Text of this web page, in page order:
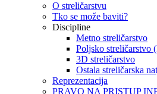
O streličarstvu
Tko se može baviti?
Discipline
Metno streličarstvo
Poljsko streličarstvo
3D streličarstvo
Ostala streličarska
Reprezentacija
PRAVO NA PRISTUP